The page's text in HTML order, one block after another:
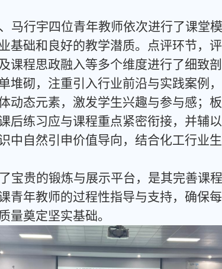
马行宇四位青年教师依次进行了课堂
基础和良好的教学潜质。点评环节，
课程思政融入等多个维度进行了细致
堆砌，注重引入行业前沿与实践案例
动态元素，激发学生兴趣与参与感；
后练习应与课程重点紧密衔接，并辅
中自然引申价值导向，结合化工行业
宝贵的锻炼与展示平台，是其完善课
青年教师的过程性指导与支持，确保
量奠定坚实基础。